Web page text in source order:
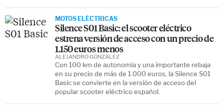
MOTOS ELÉCTRICAS
Silence S01 Basic: el scooter eléctrico
estrena versión de acceso con un precio de
1.150 euros menos
Con 100 km de autonomía y una importante rebaja
en su precio de más de 1.000 euros, la Silence S01
Basic se convierte en la versión de acceso del
popular scooter eléctrico español.
ALEJANDRO GONZÁLEZ